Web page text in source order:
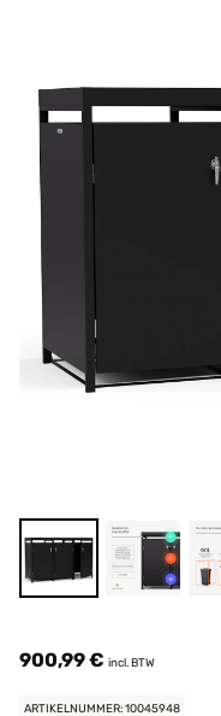
900,99 € incl. BTW
ARTIKELNUMMER: 10045948